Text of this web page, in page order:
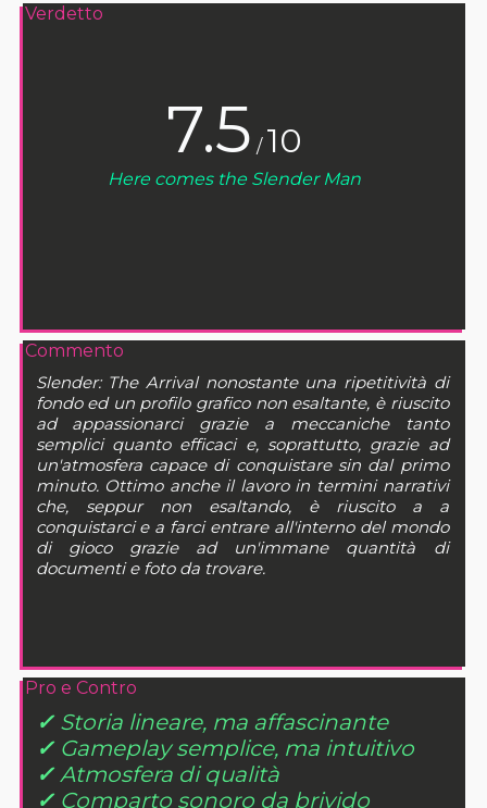
Verdetto
7.5 / 10
Here comes the Slender Man
Commento
Slender: The Arrival nonostante una ripetitività di
fondo ed un profilo grafico non esaltante, è riuscito
ad appassionarci grazie a meccaniche tanto
semplici quanto efficaci e, soprattutto, grazie ad
un'atmosfera capace di conquistare sin dal primo
minuto. Ottimo anche il lavoro in termini narrativi
che, seppur non esaltando, è riuscito a a
conquistarci e a farci entrare all'interno del mondo
di gioco grazie ad un'immane quantità di
documenti e foto da trovare.
Pro e Contro
✓ Storia lineare, ma affascinante
✓ Gameplay semplice, ma intuitivo
✓Atmosfera di qualità
✓ Comparto sonoro da brivido